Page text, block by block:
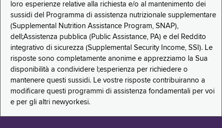
loro esperienze relative alla richiesta e/o al mantenimento dei
sussidi del Programma di assistenza nutrizionale supplementare
(Supplemental Nutrition Assistance Program, SNAP),
dell;Assistenza pubblica (Public Assistance, PA) e del Reddito
integrativo di sicurezza (Supplemental Security Income, SSI). Le
risposte sono completamente anonime e apprezziamo la Sua
disponibilità a condividere l;esperienza per richiedere o
mantenere questi sussidi. Le vostre risposte contribuiranno a
modificare questi programmi di assistenza fondamentali per voi
e per gli altri newyorkesi.